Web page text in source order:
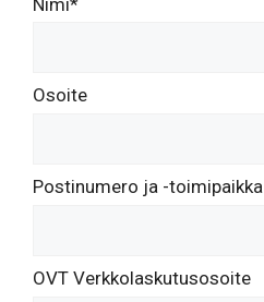
Osoite
Postinumero ja -toimipaikka
OVT Verkkolaskutusosoite